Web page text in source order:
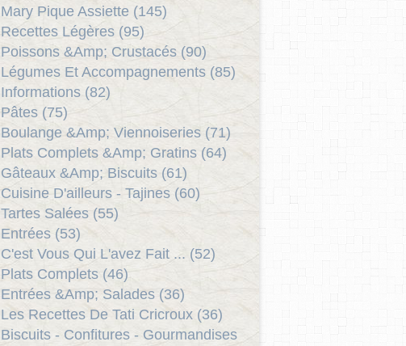
Mary Pique Assiette (145)
Recettes Légères (95)
Poissons &Amp; Crustacés (90)
Légumes Et Accompagnements (85)
Informations (82)
Pâtes (75)
Boulange &Amp; Viennoiseries (71)
Plats Complets &Amp; Gratins (64)
Gâteaux &Amp; Biscuits (61)
Cuisine D'ailleurs - Tajines (60)
Tartes Salées (55)
Entrées (53)
C'est Vous Qui L'avez Fait ... (52)
Plats Complets (46)
Entrées &Amp; Salades (36)
Les Recettes De Tati Cricroux (36)
Biscuits - Confitures - Gourmandises